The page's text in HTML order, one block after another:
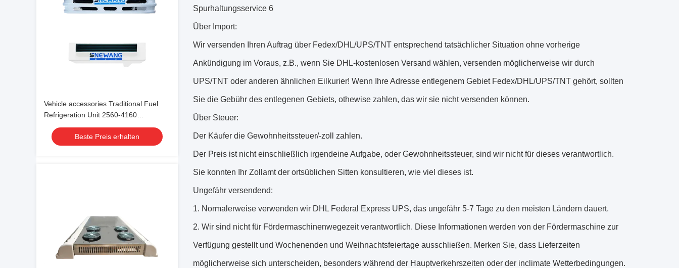
Vehicle accessories Traditional Fuel
Refrigeration Unit 2560-4160
-18℃~30℃
Beste Preis erhalten
Spurhaltungsservice 6
Über Import:
Wir versenden Ihren Auftrag über Fedex/DHL/UPS/TNT entsprechend tatsächlicher Situation ohne vorherige
Ankündigung im Voraus, z.B., wenn Sie DHL-kostenlosen Versand wählen, versenden möglicherweise wir durch
UPS/TNT oder anderen ähnlichen Eilkurier! Wenn Ihre Adresse entlegenem Gebiet Fedex/DHL/UPS/TNT gehört, sollten
Sie die Gebühr des entlegenen Gebiets, othewise zahlen, das wir sie nicht versenden können.
Über Steuer:
Der Käufer die Gewohnheitssteuer/-zoll zahlen.
Der Preis ist nicht einschließlich irgendeine Aufgabe, oder Gewohnheitssteuer, sind wir nicht für dieses verantwortlich.
Sie konnten Ihr Zollamt der ortsüblichen Sitten konsultieren, wie viel dieses ist.
Ungefähr versendend:
1. Normalerweise verwenden wir DHL Federal Express UPS, das ungefähr 5-7 Tage zu den meisten Ländern dauert.
2. Wir sind nicht für Fördermaschinenwegezeit verantwortlich. Diese Informationen werden von der Fördermaschine zur
Verfügung gestellt und Wochenenden und Weihnachtsfeiertage ausschließen. Merken Sie, dass Lieferzeiten
möglicherweise sich unterscheiden, besonders während der Hauptverkehrszeiten oder der inclimate Wetterbedingungen.